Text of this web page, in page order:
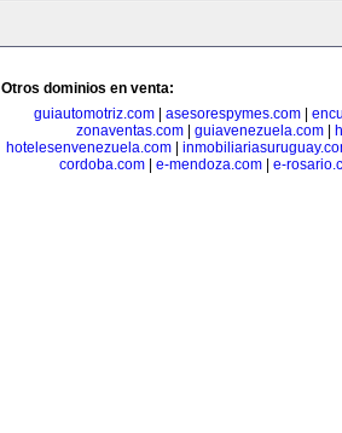
Otros dominios en venta:
guiautomotriz.com
asesorespymes.com
zonaventas.com| guiavenezuela.com|
hotelesenvenezuela.com
cordoba.com| e-mendoza.com| e-